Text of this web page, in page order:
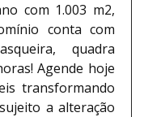
com 1.003 m2,
conta com
quadra
Agende hoje
transformando
a alteração